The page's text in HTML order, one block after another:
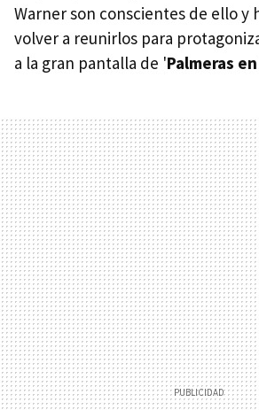
Warner son conscientes de ello y
volver a reunirlos para
a la gran pantalla de 'Palmeras